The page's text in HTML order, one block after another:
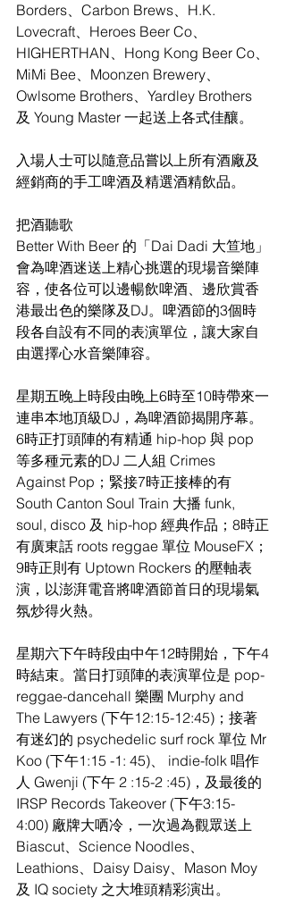
Borders、Carbon Brews、H.K.
Lovecraft、Heroes Beer Co、
HIGHERTHAN、Hong Kong Beer Co、
MiMi Bee、Moonzen Brewery、
Owlsome Brothers、Yardley Brothers
及 Young Master 一起送上各式佳釀。
入場人士可以隨意品嘗以上所有酒廠及
經銷商的手工啤酒及精選酒精飲品。
把酒聽歌
Better With Beer 的「Dai Dadi 大笪地」
會為啤酒迷送上精心挑選的現場音樂陣
容，使各位可以邊暢飲啤酒、邊欣賞香
港最出色的樂隊及DJ。啤酒節的3個時
段各自設有不同的表演單位，讓大家自
由選擇心水音樂陣容。
星期五晚上時段由晚上6時至10時帶來一
連串本地頂級DJ，為啤酒節揭開序幕。
6時正打頭陣的有精通 hip-hop 與 pop
等多種元素的DJ 二人組 Crimes
Against Pop；緊接7時正接棒的有
South Canton Soul Train 大播 funk,
soul, disco 及 hip-hop 經典作品；8時正
有廣東話 roots reggae 單位 MouseFX；
9時正則有 Uptown Rockers 的壓軸表
演，以澎湃電音將啤酒節首日的現場氣
氛炒得火熱。
星期六下午時段由中午12時開始，下午4
時結束。當日打頭陣的表演單位是 pop-
reggae-dancehall 樂團 Murphy and
The Lawyers (下午12:15-12:45)；接著
有迷幻的 psychedelic surf rock 單位 Mr
Koo (下午1:15 -1: 45)、 indie-folk 唱作
人 Gwenji (下午 2 :15-2 :45)，及最後的
IRSP Records Takeover (下午3:15-
4:00) 廠牌大哂冷，一次過為觀眾送上
Biascut、Science Noodles、
Leathions、Daisy Daisy、Mason Moy
及 IQ society 之大堆頭精彩演出。